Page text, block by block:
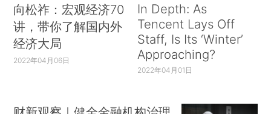
向松祚：宏观经济70
讲，带你了解国内外
经济大局
2022年04月06日
In Depth: As
Tencent Lays Off
Staff, Is Its ‘Winter’
Approaching?
2022年04月01日